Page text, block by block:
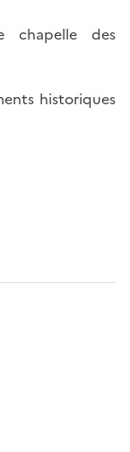
chapelle des
historiques